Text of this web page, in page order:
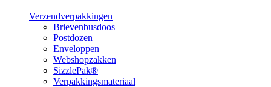
Verzendverpakkingen
Brievenbusdoos
Postdozen
Enveloppen
Webshopzakken
SizzlePak®
Verpakkingsmateriaal